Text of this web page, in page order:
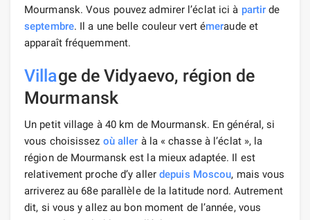
Mourmansk. Vous pouvez admirer l’éclat ici à partir de
septembre. Il a une belle couleur vert émeraude et
apparaît fréquemment.
Village de Vidyaevo, région de
Mourmansk
Un petit village à 40 km de Mourmansk. En général, si
vous choisissez où aller à la « chasse à l’éclat », la
région de Mourmansk est la mieux adaptée. Il est
relativement proche d’y allerdepuis Moscou, mais vous
arriverez au 68e parallèle de la latitude nord. Autrement
dit, si vous y allez au bon moment de l’année, vous